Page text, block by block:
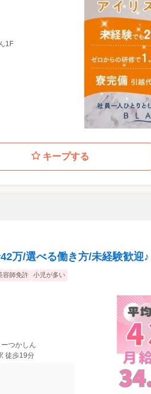
1F
キープする
万/選べる働き方/未経験歓迎♪
容師免許 小児が多い
つかしん
徒歩19分